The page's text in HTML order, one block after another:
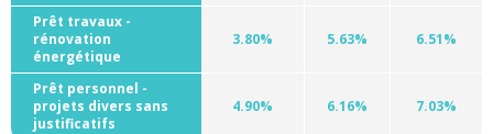
Prêt travaux -
rénovation
énergétique
3.80% 5.63% 6.51%
Prêt personnel -
projets divers sans
justificatifs
4.90% 6.16% 7.03%